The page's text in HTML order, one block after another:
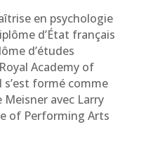
en psychologie
d’État français
d’études
Academy of
formé comme
avec Larry
of Performing Arts